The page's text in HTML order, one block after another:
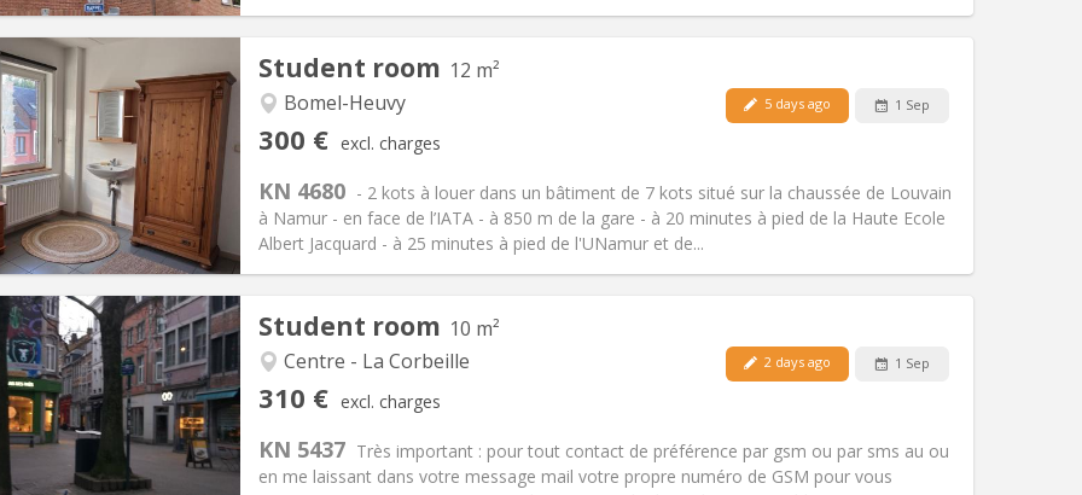
Student room 12 m²
Bomel-Heuvy
300 € excl. charges
5 days ago 1 Sep
KN 4680 - 2 kots à louer dans un bâtiment de 7 kots situé sur la chaussée de Louvain
à Namur - en face de l’IATA - à 850 m de la gare - à 20 minutes à pied de la Haute Ecole
Albert Jacquard - à 25 minutes à pied de l'UNamur et de...
Info
€
80 €
12 months, 11 months, 10
5-6 months
Allowed
Arrangement
Bathroom: Shared bathroom
Surface:12 m2
Other
Atmosphere:Calm
Student room 10 m²
Centre - La Corbeille
310 € excl. charges
2 days ago 1 Sep
KN 5437 Très important : pour tout contact de préférence par gsm ou par sms au ou
en me laissant dans votre message mail votre propre numéro de GSM pour vous
€
70 €
12 months
No
Bathroom:Shared bathroom
Surface:10 m2
Atmosphere:Studious, warm